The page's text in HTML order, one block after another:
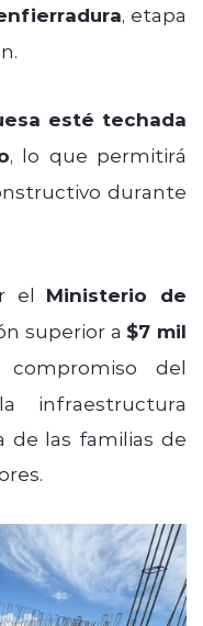
, etapa
esté techada
, lo que permitirá
durante
el Ministerio de
superior a $7 mil
del
infraestructura
de las familias de